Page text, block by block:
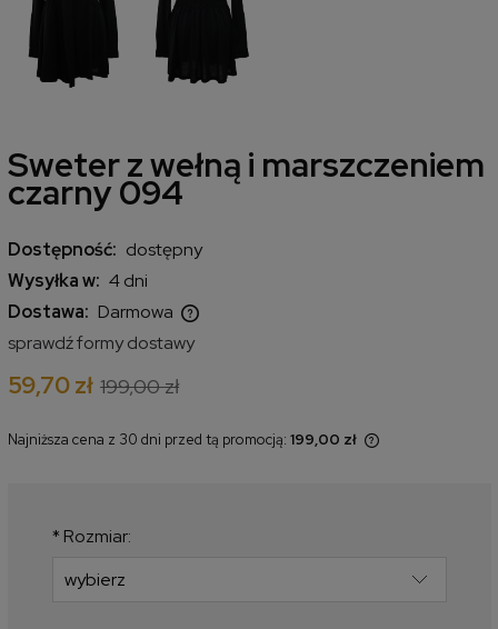
Sweter z wełną i marszczeniem
czarny 094
Dostępność: dostępny
Wysyłka w: 4 dni
Dostawa: Darmowa
Cena nie zawiera ewentualnych kosztów płatności
sprawdź formy dostawy
59,70 zł 199,00 zł
Najniższa cena z 30 dni przed tą promocją: 199,00 zł
* Rozmiar: